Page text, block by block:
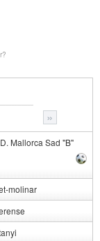
»
Mallorca Sad "B"
molinar